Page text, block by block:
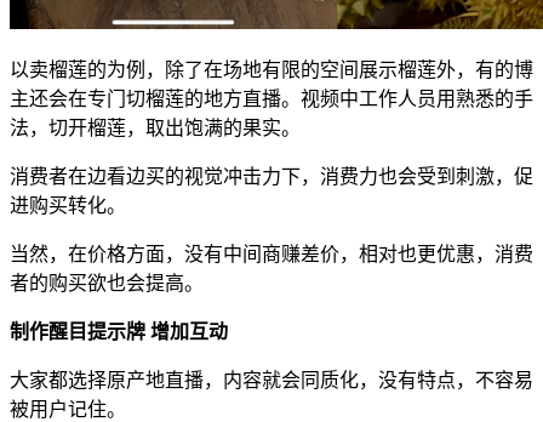
以卖榴莲的为例，除了在场地有限的空间展示榴莲外，有的博
主还会在专门切榴莲的地方直播。视频中工作人员用熟悉的手
法，切开榴莲，取出饱满的果实。
消费者在边看边买的视觉冲击力下，消费力也会受到刺激，促
进购买转化。
当然，在价格方面，没有中间商赚差价，相对也更优惠，消费
者的购买欲也会提高。
制作醒目提示牌 增加互动
大家都选择原产地直播，内容就会同质化，没有特点，不容易
被用户记住。